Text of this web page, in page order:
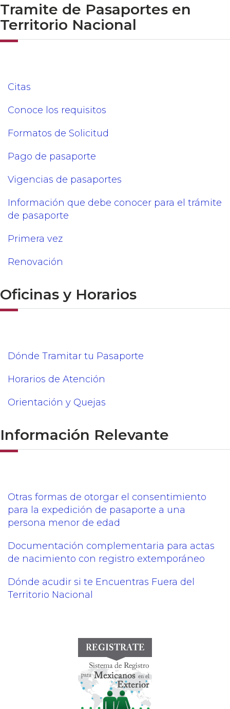
Tramite de Pasaportes en
Territorio Nacional
Citas
Conoce los requisitos
Formatos de Solicitud
Pago de pasaporte
Vigencias de pasaportes
Información que debe conocer para el trámite
de pasaporte
Primera vez
Renovación
Oficinas y Horarios
Dónde Tramitar tu Pasaporte
Horarios de Atención
Orientación y Quejas
Información Relevante
Otras formas de otorgar el consentimiento
para la expedición de pasaporte a una
persona menor de edad
Documentación complementaria para actas
de nacimiento con registro extemporáneo
Dónde acudir si te Encuentras Fuera del
Territorio Nacional